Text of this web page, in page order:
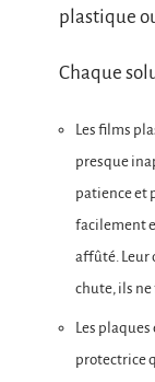
plastique
Chaque
Les films
presque
patience et
facilement
affûté. Leur
chute, ils ne
Les
protectrice